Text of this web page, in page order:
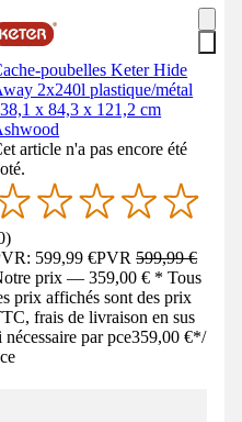
poubelles Keter Hide
2x240l plastique/métal
x 84,3 x 121,2 cm
article n'a pas encore été
)
599,99 €PVR599,99 €
prix — 359,00 € * Tous
prix affichés sont des prix
frais de livraison en sus
nécessaire par pce359,00 €*/